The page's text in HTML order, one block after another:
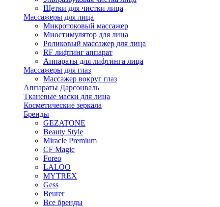
Щетки для чистки лица
Массажеры для лица
Микротоковый массажер
Миостимулятор для лица
Роликовый массажер для лица
RF лифтинг аппарат
Аппараты для лифтинга лица
Массажеры для глаз
Массажер вокруг глаз
Аппараты Дарсонваль
Тканевые маски для лица
Косметические зеркала
Бренды
GEZATONE
Beauty Style
Miracle Premium
CF Magic
Foreo
LALOO
MYTREX
Gess
Beurer
Все бренды